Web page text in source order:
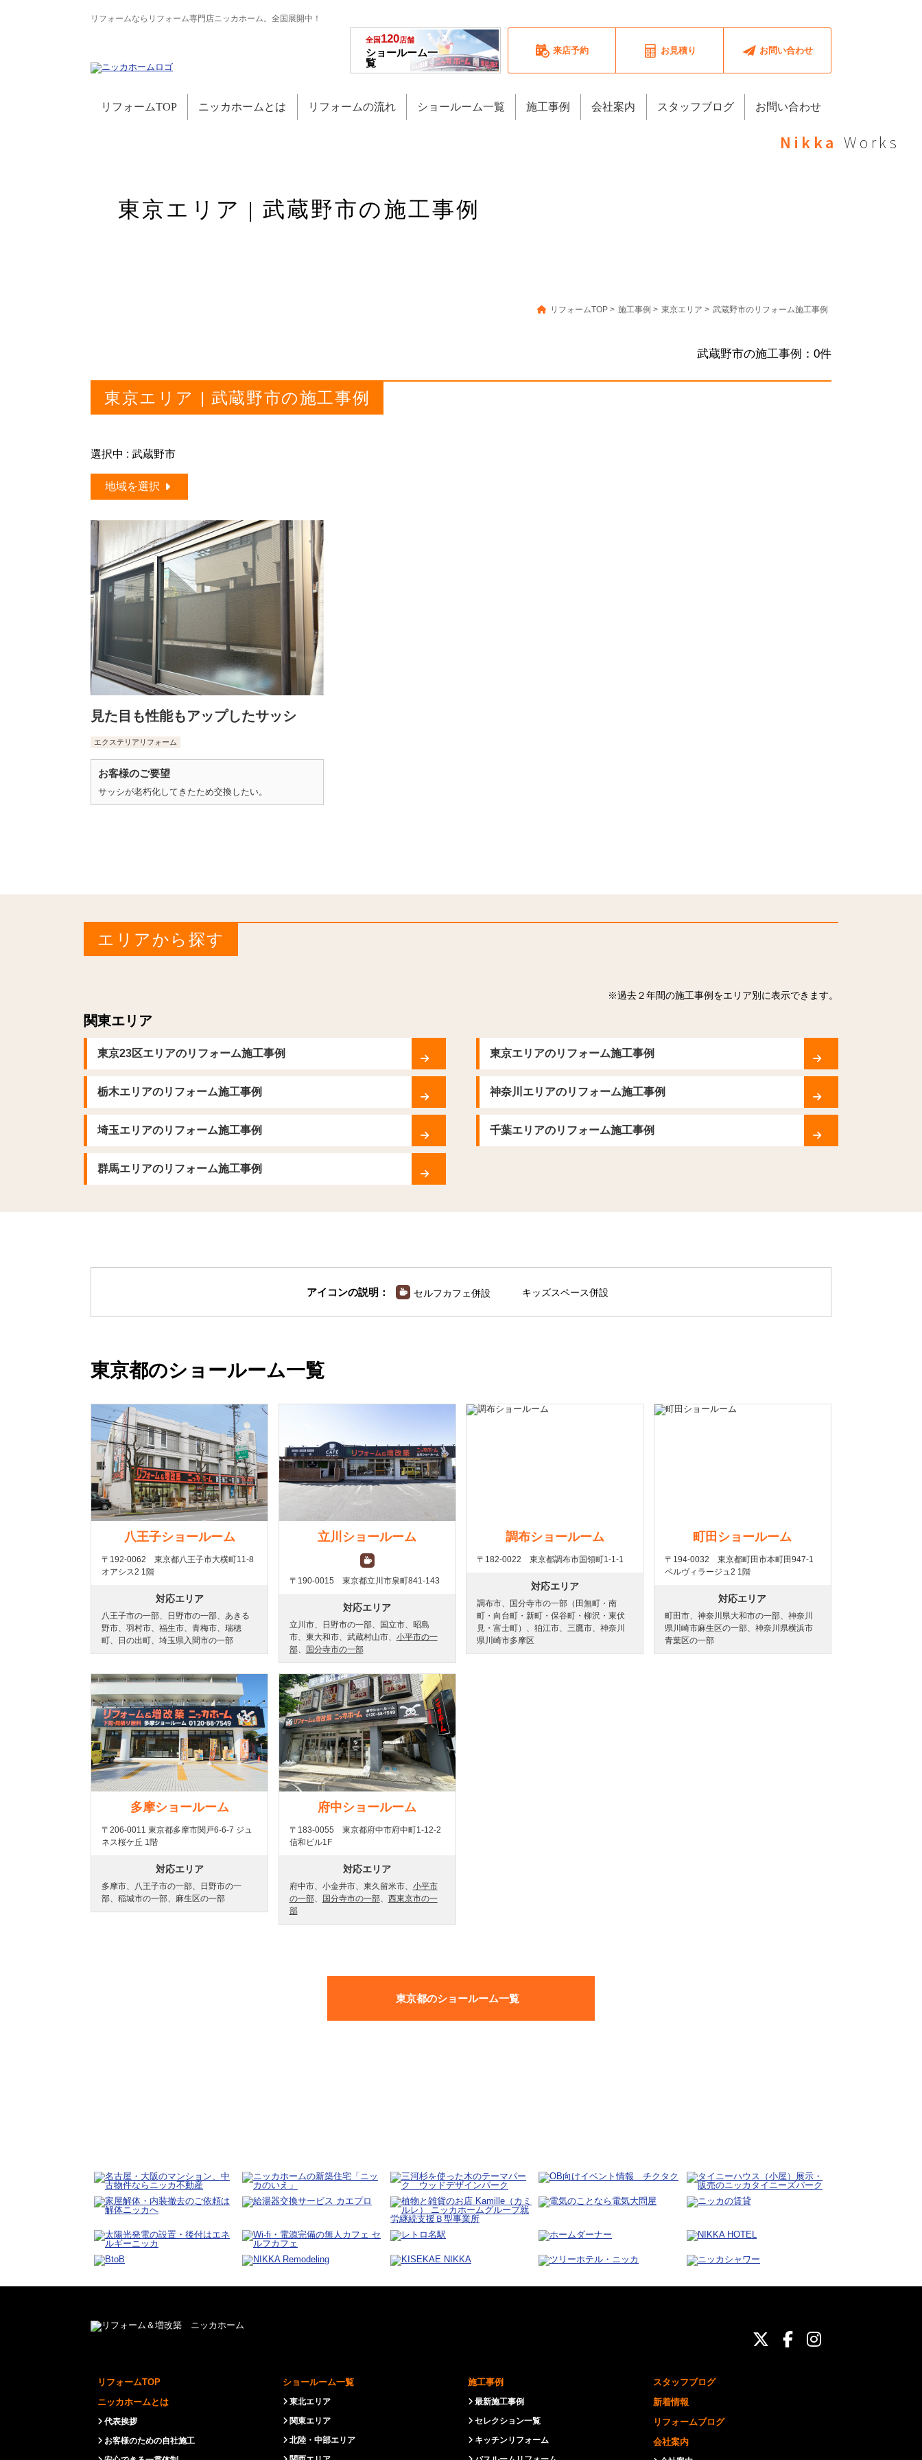
リフォームならリフォーム専門店ニッカホーム。全国展開中！
全国120店舗
ショールーム一
覧
来店予約 お見積り お問い合わせ
リフォームTOP ニッカホームとは リフォームの流れ ショールーム一覧 施工事例 会社案内 スタッフブログ お問い合わせ
Nikka Works
東京エリア | 武蔵野市の施工事例
リフォームTOP > 施工事例 > 東京エリア > 武蔵野市のリフォーム施工事例
武蔵野市の施工事例： 0件
東京エリア | 武蔵野市の施工事例
選択中 : 武蔵野市
地域を選択
見た目も性能もアップしたサッシ
エクステリアリフォーム
お客様のご要望
サッシが老朽化してきたため交換したい。
エリアから探す
※過去２年間の施工事例をエリア別に表示できます。
関東エリア
東京23区エリアのリフォーム施工事例 東京エリアのリフォーム施工事例
栃木エリアのリフォーム施工事例 神奈川エリアのリフォーム施工事例
埼玉エリアのリフォーム施工事例 千葉エリアのリフォーム施工事例
群馬エリアのリフォーム施工事例
アイコンの説明： セルフカフェ併設 キッズスペース併設
東京都のショールーム一覧
八王子ショールーム
〒192-0062 東京都八王子市大横町11-8
オアシス2 1階
対応エリア
八王子市の一部、日野市の一部、あきる
野市、羽村市、福生市、青梅市、瑞穂
町、日の出町、埼玉県入間市の一部
立川ショールーム
〒190-0015 東京都立川市泉町841-143
対応エリア
立川市、日野市の一部、国立市、昭島
市、東大和市、武蔵村山市、 小平市の一
部、 国分寺市の一部
調布ショールーム
〒182-0022 東京都調布市国領町1-1-1
対応エリア
調布市、国分寺市の一部（田無町・南
町・向台町・新町・保谷町・柳沢・東伏
見・富士町）、狛江市、三鷹市、神奈川
県川崎市多摩区
町田ショールーム
〒194-0032 東京都町田市本町田947-1
ベルヴィラージュ2 1階
対応エリア
町田市、神奈川県大和市の一部、神奈川
県川崎市麻生区の一部、神奈川県横浜市
青葉区の一部
多摩ショールーム
〒206-0011 東京都多摩市関戸6-6-7 ジュ
ネス桜ケ丘 1階
対応エリア
多摩市、八王子市の一部、日野市の一
部、稲城市の一部、麻生区の一部
府中ショールーム
〒183-0055 東京都府中市府中町1-12-2
信和ビル1F
対応エリア
府中市、小金井市、東久留米市、 小平市
の一部、 国分寺市の一部、 西東京市の一
部
東京都のショールーム一覧
ニッカホーム公式
ニッカホーム公
ニッカホー
リフォームTOP
ニッカホームとは
代表挨拶
お客様のための自社施工
ショールーム一覧
東北エリア
関東エリア
北陸・中部エリア
施工事例
最新施工事例
セレクション一覧
キッチンリフォーム
スタッフブログ
新着情報
リフォームブログ
会社案内